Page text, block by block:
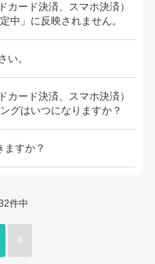
ード決済、スマホ決済）
中」に反映されません。
い。
ード決済、スマホ決済）
グはいつになりますか？
ますか？
件中
4